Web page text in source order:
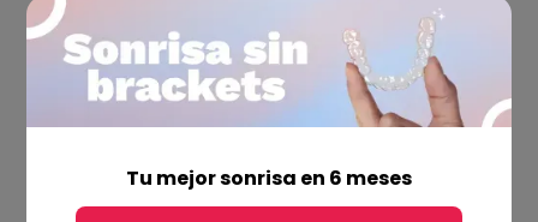
Tu mejor sonrisa en 6 meses
Ubicaciones
Bolsa de trabajo